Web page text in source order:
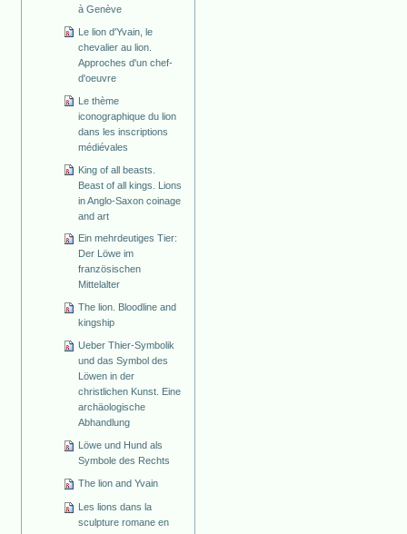
à Genève
Le lion d'Yvain, le
chevalier au lion.
Approches d'un chef-
d'oeuvre
Le thème
iconographique du lion
dans les inscriptions
médiévales
King of all beasts.
Beast of all kings. Lions
in Anglo-Saxon coinage
and art
Ein mehrdeutiges Tier:
Der Löwe im
französischen
Mittelalter
The lion. Bloodline and
kingship
Ueber Thier-Symbolik
und das Symbol des
Löwen in der
christlichen Kunst. Eine
archäologische
Abhandlung
Löwe und Hund als
Symbole des Rechts
The lion and Yvain
Les lions dans la
sculpture romane en